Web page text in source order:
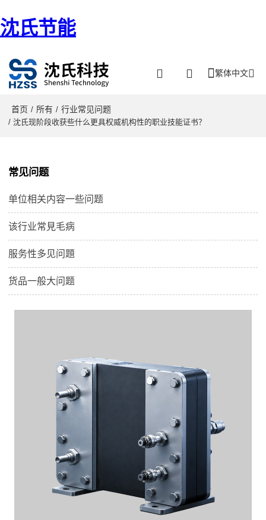
沈氏节能
繁体中文
首页 / 所有 / 行业常见问题
/ 沈氏现阶段收获些什么更具权威机构性的职业技能证书？
常见问题
单位相关内容一些问题
该行业常見毛病
服务性多见问題
货品一般大问题